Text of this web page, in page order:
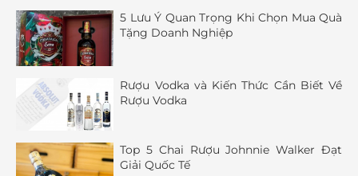
5 Lưu Ý Quan Trọng Khi Chọn Mua Quà
Tặng Doanh Nghiệp
Rượu Vodka và Kiến Thức Cần Biết Về
Rượu Vodka
Top 5 Chai Rượu Johnnie Walker Đạt
Giải Quốc Tế